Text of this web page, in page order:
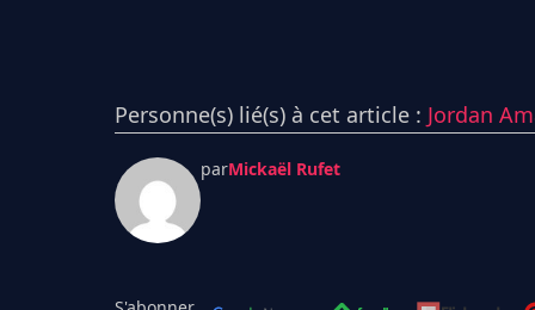
Personne(s) lié(s) à cet article : Jordan
parMickaël Rufet